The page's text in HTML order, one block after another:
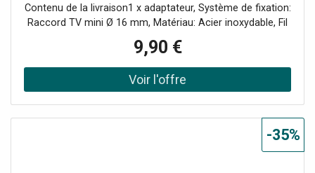
Contenu de la livraison1 x adaptateur, Système de fixation:
Raccord TV mini Ø 16 mm, Matériau: Acier inoxydable, Fil
de discussion: Filetage M10 x 12 mm, Dimensions:
Longueur: 5,3 cmDiamètre: Ø 20 cm, Poids: 0,06 kg
9,90 €
-35%